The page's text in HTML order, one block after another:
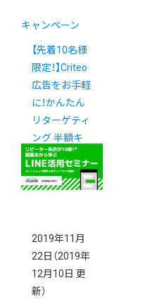
キャンペーン
【先着10名様
限定！】Criteo
広告をお手軽
に！かんたん
リターゲティ
ング 半額キ
ャンペーン
2019年11月
22日 （2019年
12月10日 更
新）